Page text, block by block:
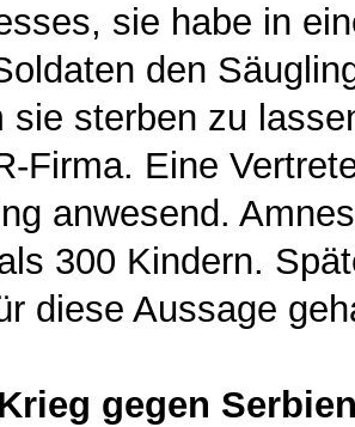
sie habe in
den
sie sterben zu
Firma. Eine
anwesend.
300 Kindern.
diese Aussage
gegen